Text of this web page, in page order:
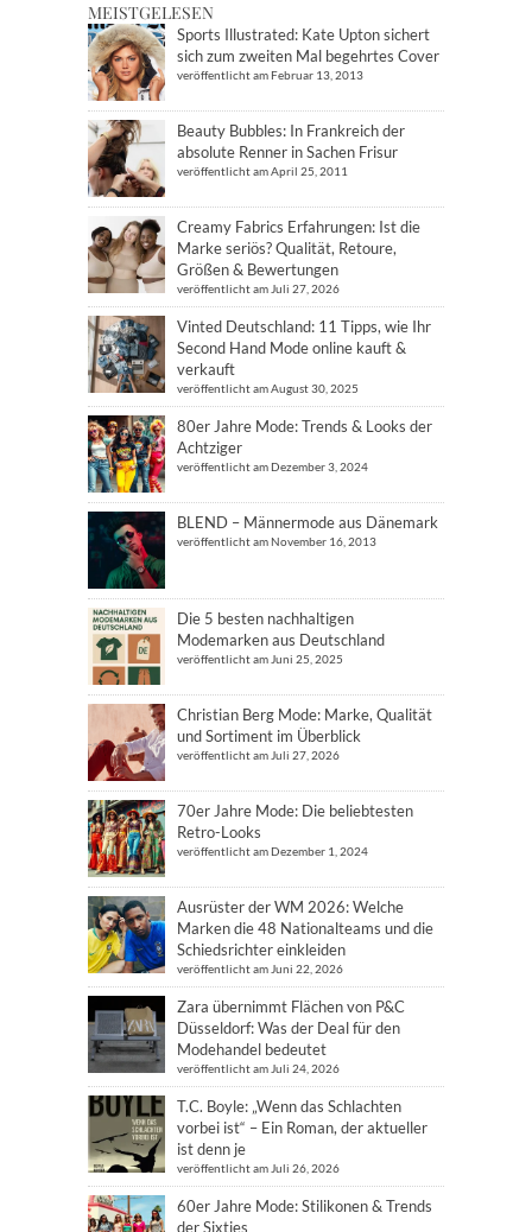
MEISTGELESEN
Sports Illustrated: Kate Upton sichert
sich zum zweiten Mal begehrtes Cover
veröffentlicht am Februar 13, 2013
Beauty Bubbles: In Frankreich der
absolute Renner in Sachen Frisur
veröffentlicht am April 25, 2011
Creamy Fabrics Erfahrungen: Ist die
Marke seriös? Qualität, Retoure,
Größen & Bewertungen
veröffentlicht am Juli 27, 2026
Vinted Deutschland: 11 Tipps, wie Ihr
Second Hand Mode online kauft &
verkauft
veröffentlicht am August 30, 2025
80er Jahre Mode: Trends & Looks der
Achtziger
veröffentlicht am Dezember 3, 2024
BLEND – Männermode aus Dänemark
veröffentlicht am November 16, 2013
Die 5 besten nachhaltigen
Modemarken aus Deutschland
veröffentlicht am Juni 25, 2025
Christian Berg Mode: Marke, Qualität
und Sortiment im Überblick
veröffentlicht am Juli 27, 2026
70er Jahre Mode: Die beliebtesten
Retro-Looks
veröffentlicht am Dezember 1, 2024
Ausrüster der WM 2026: Welche
Marken die 48 Nationalteams und die
Schiedsrichter einkleiden
veröffentlicht am Juni 22, 2026
Zara übernimmt Flächen von P&C
Düsseldorf: Was der Deal für den
Modehandel bedeutet
veröffentlicht am Juli 24, 2026
T.C. Boyle: „Wenn das Schlachten
vorbei ist“ – Ein Roman, der aktueller
ist denn je
veröffentlicht am Juli 26, 2026
60er Jahre Mode: Stilikonen & Trends
der Sixties